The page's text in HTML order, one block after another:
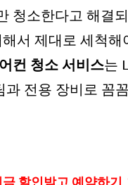
청소한다고 해결
서 제대로 세척해
컨 청소 서비스는
과 전용 장비로 꼼
금 할인받고 예약하기